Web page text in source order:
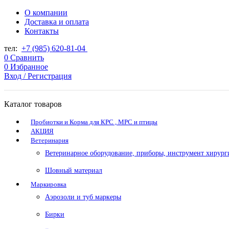
О компании
Доставка и оплата
Контакты
тел: +7 (985) 620-81-04
0 Сравнить
0 Избранное
Вход / Регистрация
Каталог товаров
Пробиотки и Корма для КРС , МРС и птицы
АКЦИЯ
Ветеринария
Ветеринарное оборудование, приборы, инструмент
Шовный материал
Маркировка
Аэрозоли и туб маркеры
Бирки